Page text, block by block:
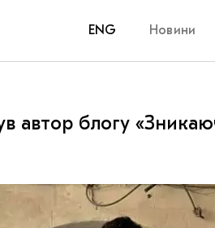
ENG Новини
автор блогу